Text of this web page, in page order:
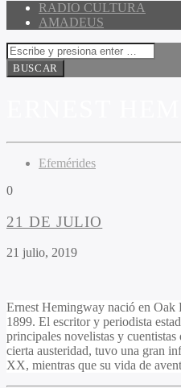
RADIO CULTURA
AMADEUS
Efemérides
0
21 DE JULIO
21 julio, 2019
Ernest Hemingway nació en
1899. El escritor y periodista
principales novelistas y
cierta austeridad, tuvo una gran
XX, mientras que su vida de